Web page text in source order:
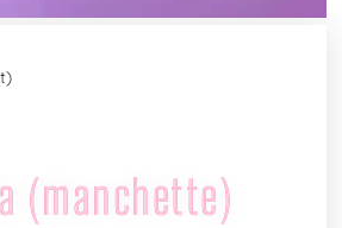
(manchette)